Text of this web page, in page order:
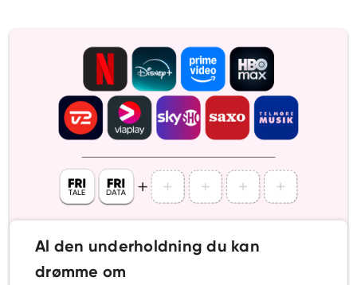
Al den underholdning du kan
drømme om